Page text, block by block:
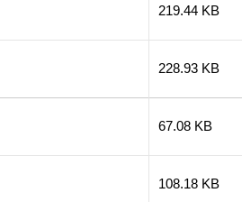
219.44 KB
228.93 KB
67.08 KB
108.18 KB